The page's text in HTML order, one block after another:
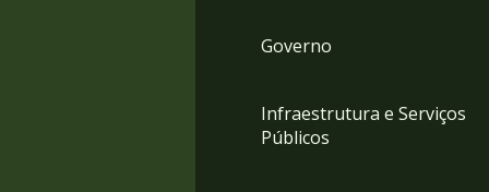
Governo
Infraestrutura e Serviços
Públicos